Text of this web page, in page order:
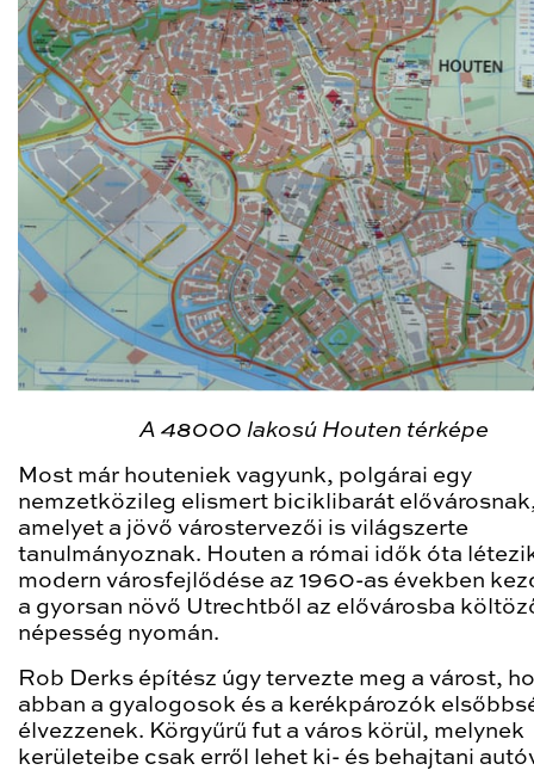
A 48000 lakosú Houten térképe
Most már houteniek vagyunk, polgárai egy
nemzetközileg elismert biciklibarát
amelyet a jövő várostervezői is világszerte
tanulmányoznak. Houten a római idők óta
modern városfejlődése az 1960-as években
a gyorsan növő Utrechtből az elővárosba
népesség nyomán.
Rob Derks építész úgy tervezte meg a várost,
abban a gyalogosok és a kerékpározók
élvezzenek. Körgyűrű fut a város körül, melynek
kerületeibe csak erről lehet ki- és behajtani